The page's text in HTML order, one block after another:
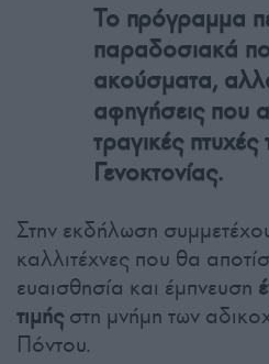
Το πρόγραμμα
παραδοσιακά
ακούσματα,
αφηγήσεις που
τραγικές πτυχές
Γενοκτονίας.
Στην εκδήλωση
καλλιτέχνες που θα
ευαισθησία και έμπνευση
τιμήςστη μνήμη των
Πόντου.